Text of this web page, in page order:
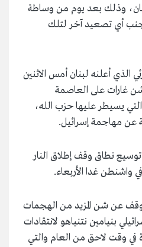
وذلك بعد يوم من وساطة
أي تصعيد آخر لتلك
الذي أعلنه لبنان أمس الاثنين
غارات على العاصمة
يسيطر عليها حزب الله،
عن مهاجمة إسرائيل.
نطاق وقف إطلاق النار
واشنطن غدا الأربعاء.
عن شن المزيد من الهجمات
بنيامين نتنياهو لانتقادات
في وقت لاحق من العام والتي